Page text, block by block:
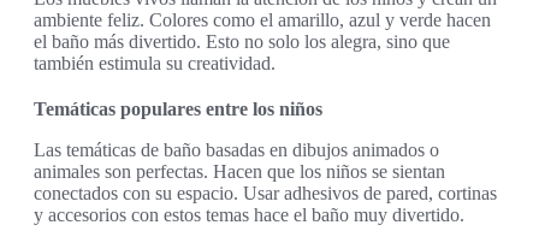
ambiente feliz. Colores como el amarillo, azul y verde hacen
el baño más divertido. Esto no solo los alegra, sino que
también estimula su creatividad.
Temáticas populares entre los niños
Las temáticas de baño basadas en dibujos animados o
animales son perfectas. Hacen que los niños se sientan
conectados con su espacio. Usar adhesivos de pared, cortinas
y accesorios con estos temas hace el baño muy divertido.